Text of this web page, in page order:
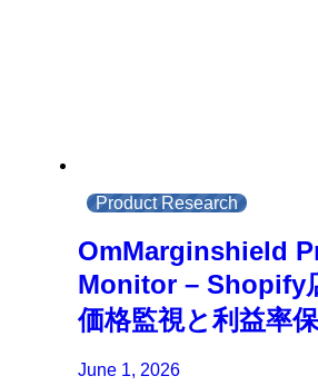
Product Research
OmMarginshield
Monitor – Shopify
価格監視と利益率
June 1, 2026